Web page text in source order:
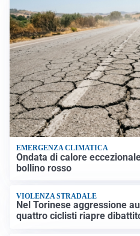
EMERGENZA CLIMATICA
Ondata di calore
bollino rosso
VIOLENZA STRADALE
Nel Torinese aggressione
quattro ciclisti riapre